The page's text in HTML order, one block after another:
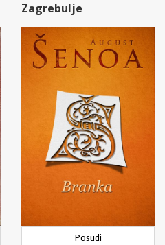
Zagrebulje
Posudi